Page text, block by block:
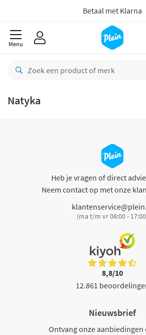
Betaal met Klarna
Menu
Natyka
Heb je vragen of direct
Neem contact op met onze
(ma t/m vr 08:00 -
8,8/10
12.861
Nieuwsbrief
Ontvang onze aanbiedingen